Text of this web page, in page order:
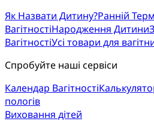
Як Назвати Дитину?Ранній
ВагітностіНародження Дитини
ВагітностіУсі товари для
Спробуйте наші сервіси
Календар Вагітності
пологів
Виховання дітей